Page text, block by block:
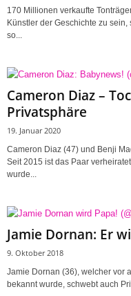
170 Millionen verkaufte
Künstler der Geschichte zu
so...
Cameron Diaz –
Privatsphäre
19. Januar 2020
Cameron Diaz (47) und Benji
Seit 2015 ist das Paar
wurde...
Jamie Dornan: Er
9. Oktober 2018
Jamie Dornan (36), welcher vor
bekannt wurde, schwebt auch